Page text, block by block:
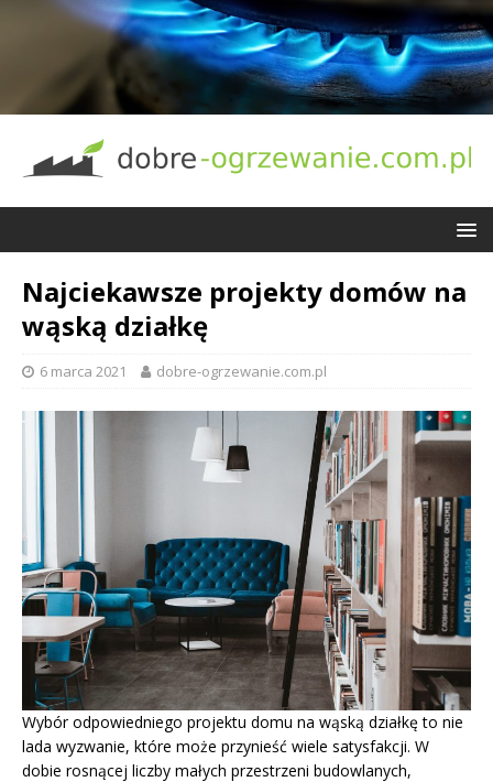
Najciekawsze projekty domów na
wąską działkę
6 marca 2021 dobre-ogrzewanie.com.pl
Wybór odpowiedniego projektu domu na wąską działkę to nie
lada wyzwanie, które może przynieść wiele satysfakcji. W
dobie rosnącej liczby małych przestrzeni budowlanych,